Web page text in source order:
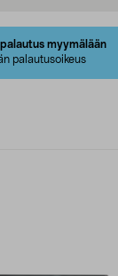
palautus myymälään
palautusoikeus